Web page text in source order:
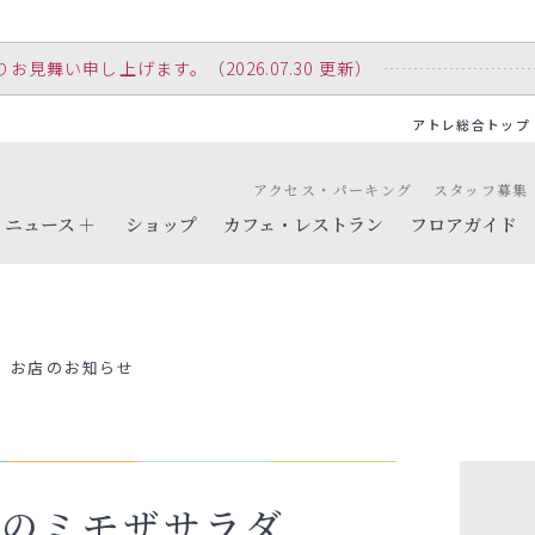
見舞い申し上げます。（2026.07.30 更新）
アトレ総合トップ
ニュース ショップ カフェ・レストラン フロアガイド
アクセス・パーキング スタッフ募集
お店のお知らせ